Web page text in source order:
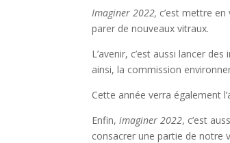
Imaginer 2022, c’est mettre
parer de nouveaux vitraux.
L’avenir, c’est aussi lancer
ainsi, la commission
Cette année verra également
Enfin,imaginer 2022, c’est
consacrer une partie de notre